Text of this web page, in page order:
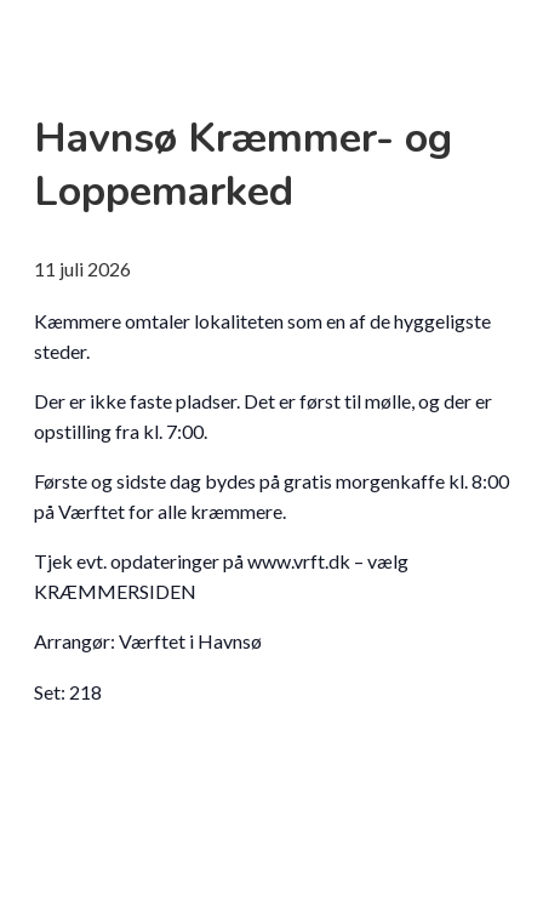
Havnsø Kræmmer- og
Loppemarked
11 juli 2026
Kæmmere omtaler lokaliteten som en af de hyggeligste
steder.
Der er ikke faste pladser. Det er først til mølle, og der er
opstilling fra kl. 7:00.
Første og sidste dag bydes på gratis morgenkaffe kl. 8:00
på Værftet for alle kræmmere.
Tjek evt. opdateringer på www.vrft.dk – vælg
KRÆMMERSIDEN
Arrangør: Værftet i Havnsø
Set: 218